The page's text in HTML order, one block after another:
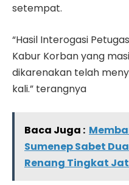
setempat.
“Hasil Interogasi
Kabur Korban yang
dikarenakan telah
kali.” terangnya
Baca Juga :
Sumenep Sabet
Renang Tingkat